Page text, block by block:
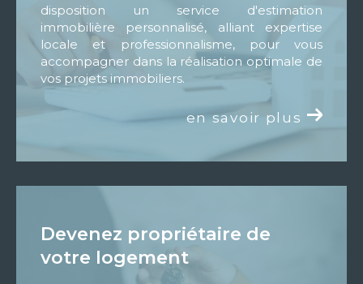
disposition un service d'estimation
immobilière personnalisé, alliant expertise
locale et professionnalisme, pour vous
accompagner dans la réalisation optimale de
vos projets immobiliers.
en savoir plus
devenez propriétaire de
votre logement